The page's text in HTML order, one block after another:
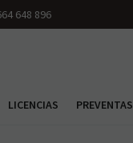
648 896
LICENCIAS PREVENTAS